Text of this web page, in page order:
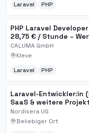
Laravel PHP
PHP Laravel
28,75 € / Stunde –
CALUMA GmbH
Kleve
Laravel PHP
Laravel-Entwickler:in
SaaS & weitere
Nordisera UG
Beliebiger Ort